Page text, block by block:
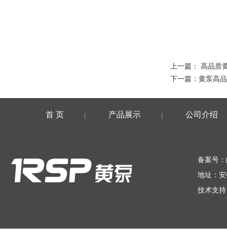
上一篇： 高品质
下一篇： 黄泵高
首 页 | 产品展示 | 公司介绍
备案号：
地址：
技术支